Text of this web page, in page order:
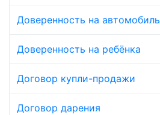
Доверенность на автомобиль
Доверенность на ребёнка
Договор купли-продажи
Договор дарения